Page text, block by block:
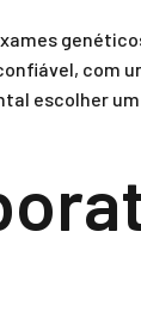
com
escolher